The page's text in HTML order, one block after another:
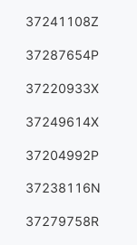
37241108Z
37287654P
37220933X
37249614X
37204992P
37238116N
37279758R